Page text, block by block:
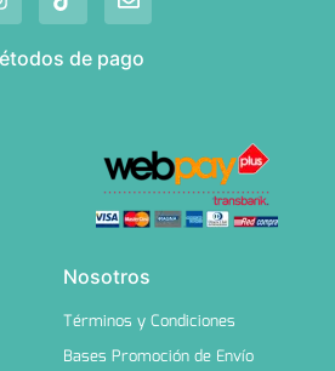
de pago
Nosotros
Términos y Condiciones
Bases Promoción de Envío